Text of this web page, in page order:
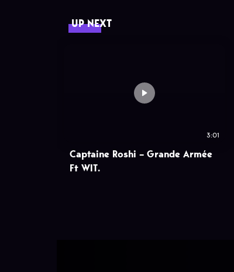
UP NEXT
3:01
Captaine Roshi – Grande Armée
Ft WIT.